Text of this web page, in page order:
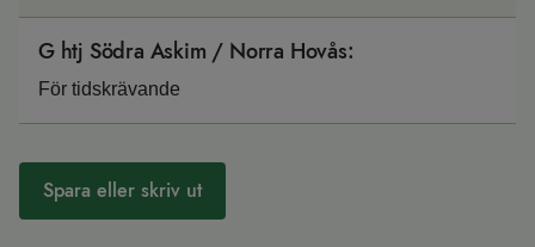
G htj Södra Askim / Norra Hovås:
För tidskrävande
Spara eller skriv ut